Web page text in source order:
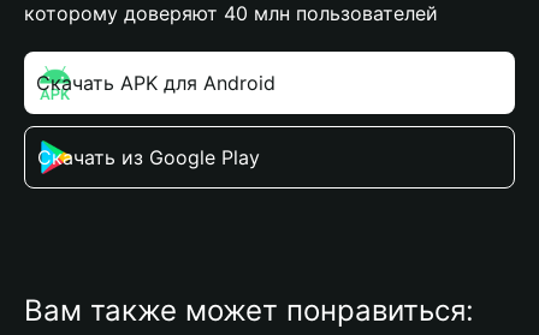
которому доверяют 40 млн пользователей
Скачать APK для Android
Скачать из Google Play
Вам также может понравиться: